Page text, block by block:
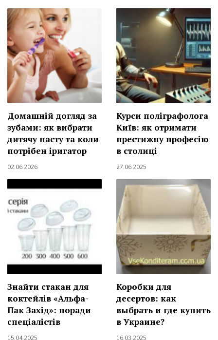
Домашній догляд за
зубами: як вибрати
дитячу пасту та коли
потрібен іригатор
02.06.2026
Курси поліграфолога
Київ: як отримати
престижну професію
в столиці
27.06.2025
Знайти стакан для
коктейлів «Альфа-
Пак Захід»: поради
спеціалістів
15.04.2025
Коробки для
десертов: как
выбрать и где купить
в Украине?
16.03.2025